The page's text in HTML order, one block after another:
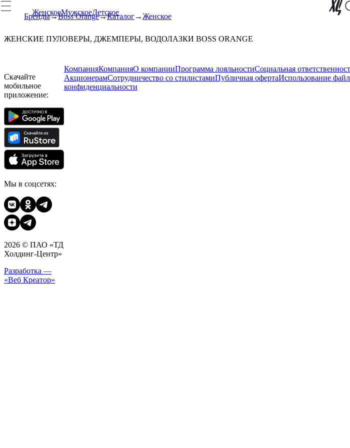
ЖенскоеМужскоеДетское
Бренды Boss Orange Каталог Женское
ЖЕНСКИЕ ПУЛОВЕРЫ, ДЖЕМПЕРЫ, ВОДОЛАЗКИ BOSS ORANGE
Скачайте
мобильное
приложение:
Мы в соцсетях:
2026 © ПАО «ТД
Холдинг-Центр»
Разработка —
«Веб Креатор»
КомпанияКомпанияО компанииПрограмма лояльностиСоциальная
АкционерамСотрудничество со стилистамиПубличная офертаИспользование
конфиденциальности